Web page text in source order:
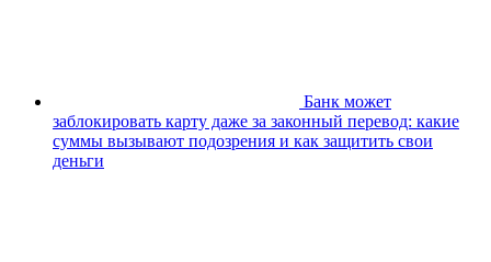
Банк может
заблокировать карту даже за законный перевод: какие
суммы вызывают подозрения и как защитить свои
деньги